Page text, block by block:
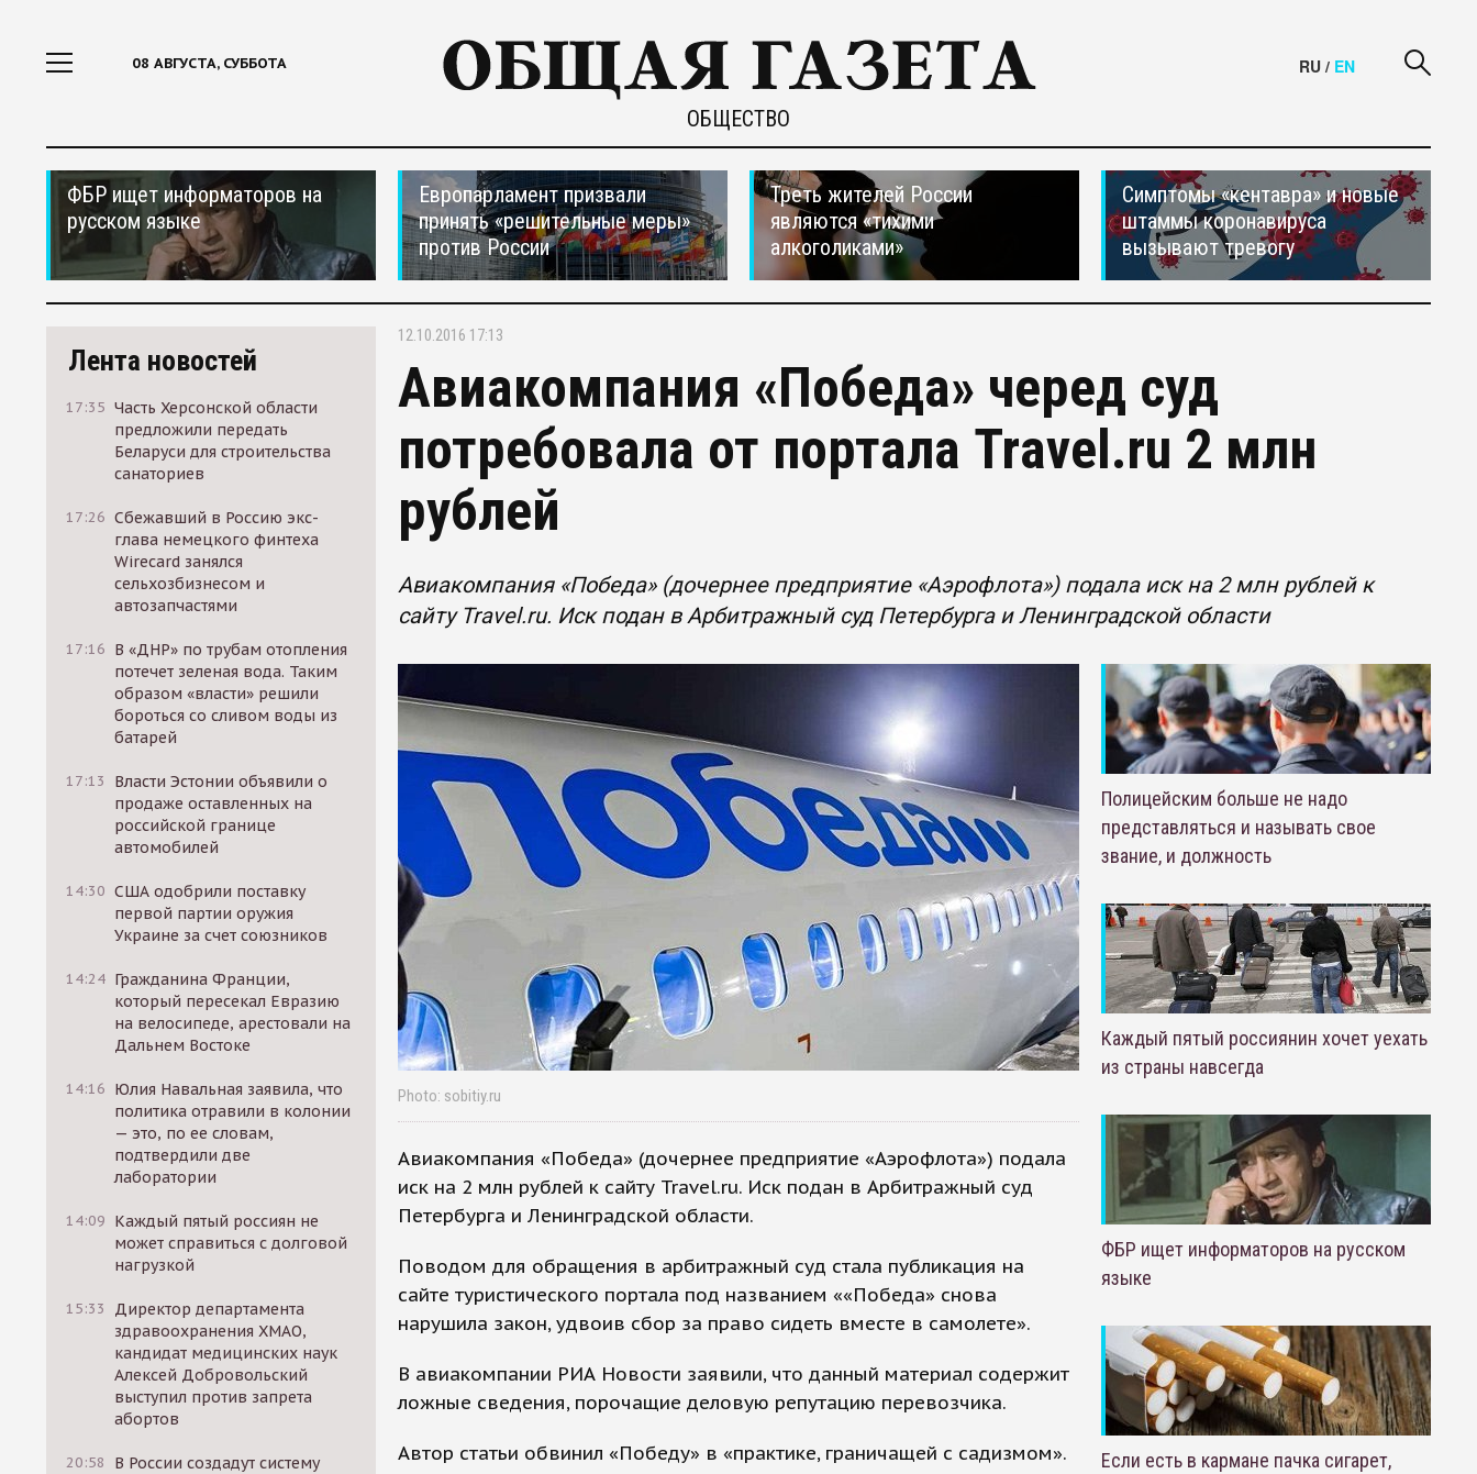
08 АВГУСТА, СУББОТА
ОБЩЕСТВО
RU / EN
ФБР ищет информаторов на
русском языке
Европарламент призвали
принять «решительные меры»
против России
Треть жителей России
являются «тихими
алкоголиками»
Симптомы «кентавра» и новые
штаммы коронавируса
вызывают тревогу
Лента новостей
17:35 Часть Херсонской области
предложили передать
Беларуси для строительства
санаториев
17:26 Сбежавший в Россию экс-
глава немецкого финтеха
Wirecard занялся
сельхозбизнесом и
автозапчастями
17:16 В «ДНР» по трубам отопления
потечет зеленая вода. Таким
образом «власти» решили
бороться со сливом воды из
батарей
17:13
Власти Эстонии объявили о
продаже оставленных на
российской границе
автомобилей
14:30 США одобрили поставку
первой партии оружия
Украине за счет союзников
14:24 Гражданина Франции,
который пересекал Евразию
на велосипеде, арестовали на
Дальнем Востоке
14:16 Юлия Навальная заявила, что
политика отравили в колонии
— это, по ее словам,
подтвердили две
лаборатории
14:09 Каждый пятый россиян не
может справиться с долговой
нагрузкой
15:33
Директор департамента
здравоохранения ХМАО,
кандидат медицинских наук
Алексей Добровольский
выступил против запрета
абортов
20:58
В России создадут систему
12.10.2016 17:13
Авиакомпания «Победа» черед суд
потребовала от портала Trаvel.ru 2 млн
рублей
Авиакомпания «Победа» (дочернее предприятие «Аэрофлота») подала иск на 2 млн рублей к
сайту Trаvel.ru. Иск подан в Арбитражный суд Петербурга и Ленинградской области
Photo: sobitiy.ru
Авиакомпания «Победа» (дочернее предприятие «Аэрофлота») подала
иск на 2 млн рублей к сайту Trаvel.ru. Иск подан в Арбитражный суд
Петербурга и Ленинградской области.
Поводом для обращения в арбитражный суд стала публикация на
сайте туристического портала под названием ««Победа» снова
нарушила закон, удвоив сбор за право сидеть вместе в самолете».
В авиакомпании РИА Новости заявили, что данный материал содержит
ложные сведения, порочащие деловую репутацию перевозчика.
Автор статьи обвинил «Победу» в «практике, граничащей с садизмом».
Полицейским больше не надо
представляться и называть свое
звание, и должность
Каждый пятый россиянин хочет уехать
из страны навсегда
ФБР ищет информаторов на русском
языке
Если есть в кармане пачка сигарет,